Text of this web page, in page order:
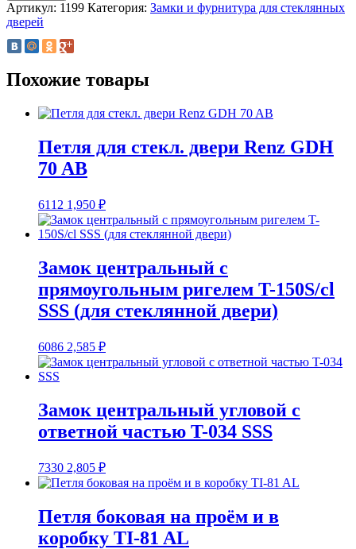
Артикул: 1199 Категория: Замки и фурнитура для стеклянных
дверей
Похожие товары
Петля для стекл. двери Renz GDH
70 AB
6112 1,950 ₽
Замок центральный с
прямоугольным ригелем T-150S/cl
SSS (для стеклянной двери)
6086 2,585 ₽
Замок центральный угловой с
ответной частью T-034 SSS
7330 2,805 ₽
Петля боковая на проём и в
коробку TI-81 AL